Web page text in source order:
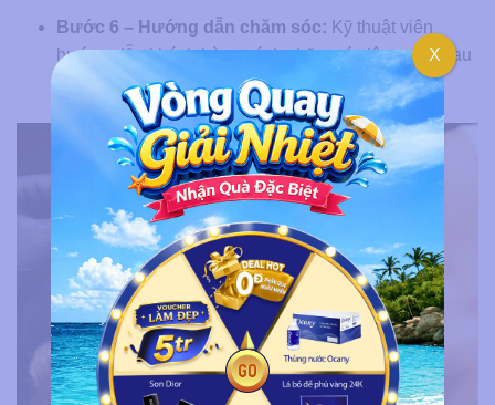
Bước 6 – Hướng dẫn chăm sóc: Kỹ thuật viên
hướng dẫn khách hàng cách chăm sóc lông mày sau
khi điêu khắc để lông mày lên màu đẹp và bền.
X